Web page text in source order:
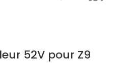
52V pour Z9